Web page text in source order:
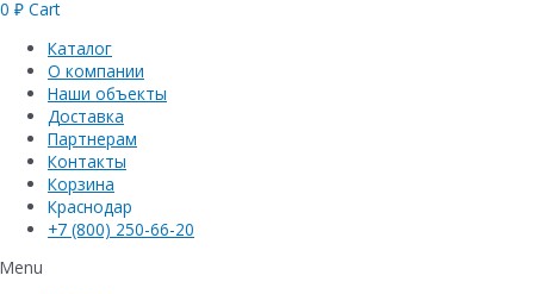
0 ₽ Cart
Каталог
О компании
Наши объекты
Доставка
Партнерам
Контакты
Корзина
Краснодар
+7 (800) 250-66-20
Menu